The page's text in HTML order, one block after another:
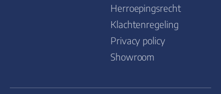
Herroepingsrecht
Klachtenregeling
Privacy policy
Showroom